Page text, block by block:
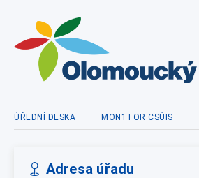
ÚŘEDNÍ DESKA MON1TOR CSÚIS
Adresa úřadu